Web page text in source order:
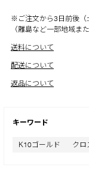
※ご注文から3日前後（
（離島など一部地域ま
送料について
配送について
返品について
キーワード
K10ゴールド クロ